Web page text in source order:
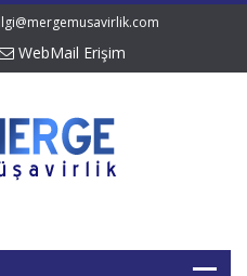
WebMail Erişim